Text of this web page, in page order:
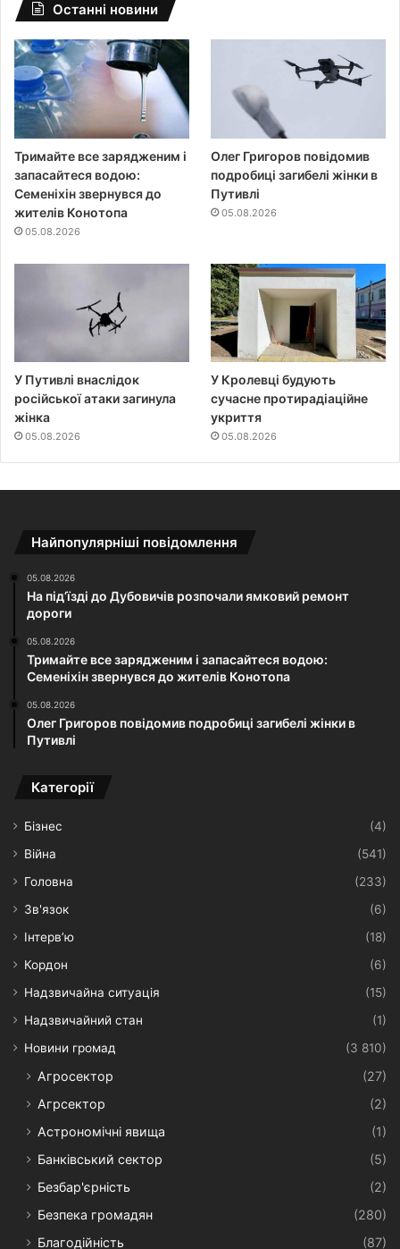
Останні новини
Тримайте все зарядженим і
запасайтеся водою:
Семеніхін звернувся до
жителів Конотопа
05.08.2026
Олег Григоров повідомив
подробиці загибелі жінки в
Путивлі
05.08.2026
У Путивлі внаслідок
російської атаки загинула
жінка
05.08.2026
У Кролевці будують
сучасне протирадіаційне
укриття
05.08.2026
Найпопулярніші повідомлення
05.08.2026
На під’їзді до Дубовичів розпочали ямковий ремонт
дороги
05.08.2026
Тримайте все зарядженим і запасайтеся водою:
Семеніхін звернувся до жителів Конотопа
05.08.2026
Олег Григоров повідомив подробиці загибелі жінки в
Путивлі
Категорії
Бізнес
(4)
Війна
(541)
Головна
(233)
Зв'язок
(6)
Інтерв’ю
(18)
Кордон
(6)
Надзвичайна ситуація
(15)
Надзвичайний стан
(1)
Новини громад
(3 810)
Агросектор
(27)
Агрсектор
(2)
Астрономічні явища
(1)
Банківський сектор
(5)
Безбар'єрність
(2)
Безпека громадян
(280)
Благодійність
(87)